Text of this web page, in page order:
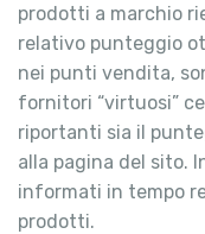
prodotti a marchio
relativo punteggio
nei punti vendita,
fornitori “virtuosi”
riportanti sia il
alla pagina del sito.
informati in tempo
prodotti.